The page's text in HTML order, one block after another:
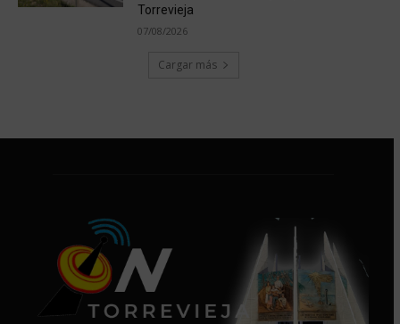
Torrevieja
07/08/2026
Cargar más